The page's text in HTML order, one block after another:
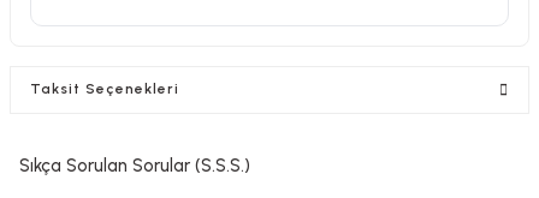
Taksit Seçenekleri
Sıkça Sorulan Sorular (S.S.S.)